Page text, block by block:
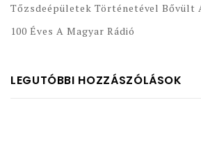
Tőzsdeépületek Történetével Bővült
100 Éves A Magyar Rádió
LEGUTÓBBI HOZZÁSZÓLÁSOK